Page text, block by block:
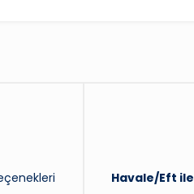
Havale/Eft ile